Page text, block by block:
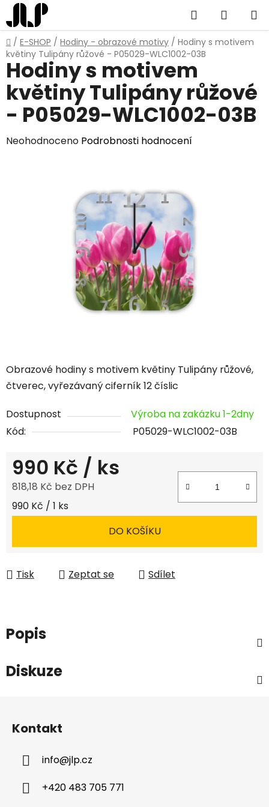
Přejít
na
obsah
Hledat
KOŠÍK
Domů
/ E-SHOP / Hodiny - obrazové motivy / Hodiny s motivem
květiny Tulipány růžové - P05029-WLC1002-03B
Obrazové hodiny s motivem květiny Tulipány růžové,
čtverec, vyřezávaný ciferník 12 číslic
Dostupnost
Výroba na zakázku 1-2dny
Kód:
P05029-WLC1002-03B
990 Kč / ks
818,18 Kč bez DPH
Měrná cena:
990 Kč / 1 ks
DO KOŠÍKU
Tisk Zeptat se Sdílet
Hodiny s motivem
květiny Tulipány růžové
- P05029-WLC1002-03B
Průměrné
Neohodnoceno Podrobnosti hodnocení
Popis
Diskuze
Kontakt
info@jlp.cz
+420 483 705 771